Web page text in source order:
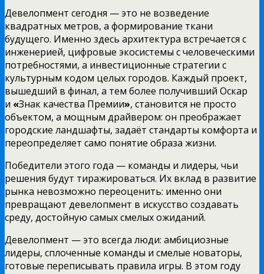
Девелопмент сегодня — это не возведение
квадратных метров, а формирование ткани
будущего. Именно здесь архитектура встречается с
инженерией, цифровые экосистемы с человеческими
потребностями, а инвестиционные стратегии с
культурным кодом целых городов. Каждый проект,
вышедший в финал, а тем более получивший Оскар
и «Знак качества Премии», становится не просто
объектом, а мощным драйвером: он преображает
городские ландшафты, задаёт стандарты комфорта и
переопределяет само понятие образа жизни.
Победители этого года — команды и лидеры, чьи
решения будут тиражироваться. Их вклад в развитие
рынка невозможно переоценить: именно они
превращают девелопмент в искусство создавать
среду, достойную самых смелых ожиданий.
Девелопмент — это всегда люди: амбициозные
лидеры, сплоченные команды и смелые новаторы,
готовые переписывать правила игры. В этом году